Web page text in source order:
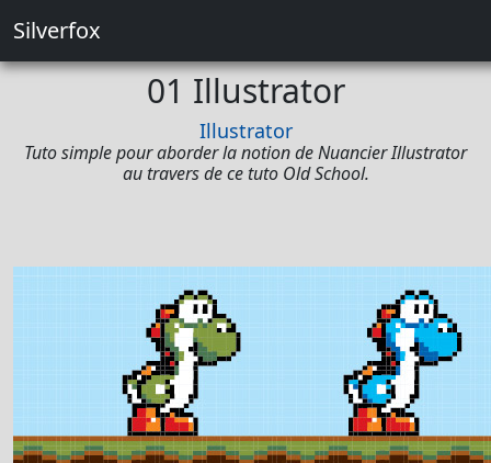
Silverfox
01 Illustrator
Illustrator
Tuto simple pour aborder la notion de Nuancier Illustrator
au travers de ce tuto Old School.